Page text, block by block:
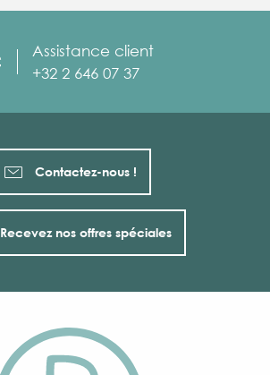
Assistance client
+32 2 646 07 37
Contactez-nous !
Recevez nos offres spéciales